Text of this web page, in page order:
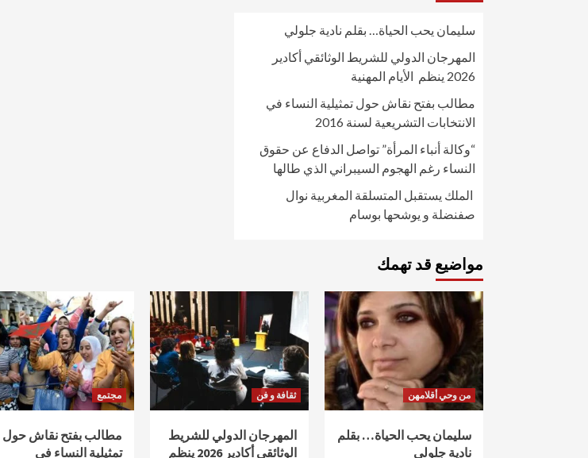
سليمان يحب الحياة… بقلم نادية جلولي
المهرجان الدولي للشريط الوثائقي أكادير
2026 ينظم الأيام المهنية
مطالب بفتح نقاش حول تمثيلية النساء في
الانتخابات التشريعية لسنة 2016
“وكالة أنباء المرأة” تواصل الدفاع عن حقوق
النساء رغم الهجوم السيبراني الذي طالها
الملك يستقبل المتسلقة المغربية نوال
صفنضلة و يوشحها بوسام
مواضيع قد تهمك
من وحي أقلامهن
سليمان يحب الحياة… بقلم
نادية جلولي
ثقافة و فن
المهرجان الدولي للشريط
الوثائقي أكادير 2026 ينظم
مجتمع
مطالب بفتح نقاش حول
تمثيلية النساء في